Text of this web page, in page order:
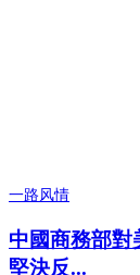
一路风情
中國商務部對
堅決反...